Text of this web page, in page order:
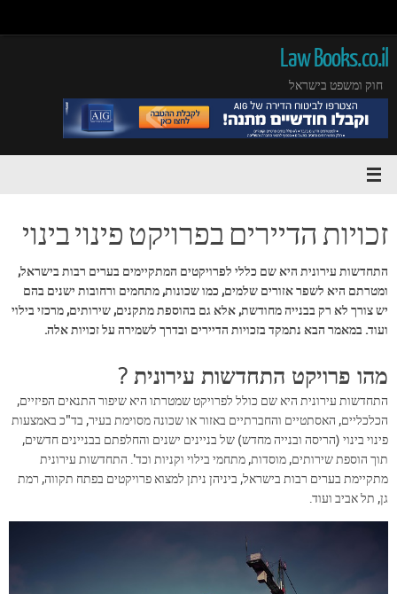
Law Books.co.il
חוק ומשפט בישראל
זכויות הדיירים בפרויקט פינוי בינוי
התחדשות עירונית היא שם כללי לפרויקטים המתקיימים בערים רבות בישראל,
ומטרתם היא לשפר אזורים שלמים, כמו שכונות, מתחמים ורחובות ישנים בהם
יש צורך לא רק בבנייה מחודשת, אלא גם בהוספת מתקנים, שירותים, מרכזי בילוי
ועוד. במאמר הבא נתמקד בזכויות הדיירים ובדרך לשמירה על זכויות אלה.
מהו פרויקט התחדשות עירונית ?
התחדשות עירונית היא שם כולל לפרויקט שמטרתו היא שיפור התנאים הפיזיים,
הכלכליים, האסתטיים והחברתיים באזור או שכונה מסוימת בעיר, בד"כ באמצעות
פינוי בינוי (הריסה ובנייה מחדש) של בניינים ישנים והחלפתם בבניינים חדשים,
תוך הוספת שירותים, מוסדות, מתחמי בילוי וקניות וכד'. התחדשות עירונית
מתקיימת בערים רבות בישראל, ביניהן ניתן למצוא פרויקטים בפתח תקווה, רמת
גן, תל אביב ועוד.